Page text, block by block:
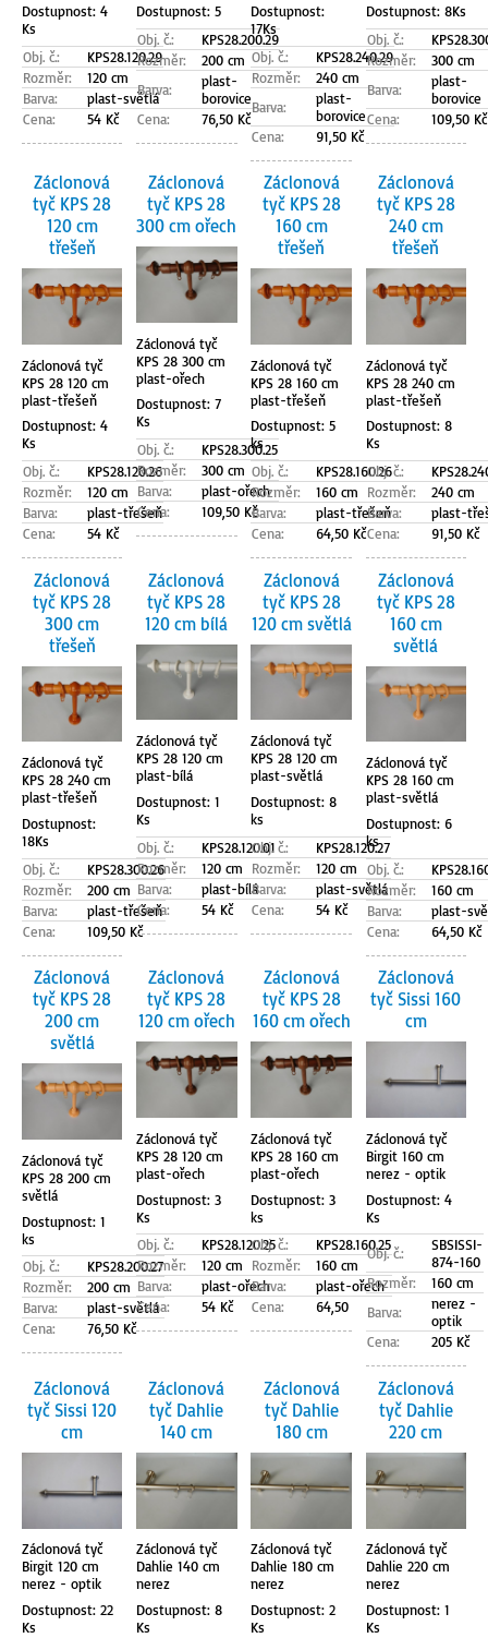
Dostupnost: 4
Ks
Obj. č.:
KPS28.120.29
Rozměr:
120 cm
Barva:
plast-světlá
Cena:
54 Kč
Dostupnost: 5
Obj. č.:
KPS28.200.29
Rozměr:
200 cm
Barva:
plast-
borovice
Cena:
76,50 Kč
Dostupnost:
17Ks
Obj. č.:
KPS28.240.29
Rozměr:
240 cm
Barva:
plast-
borovice
Cena:
91,50 Kč
Dostupnost: 8Ks
Obj. č.:
Rozměr:
300 cm
Barva:
plast-
borovice
Cena:
109,50 Kč
Záclonová
tyč KPS 28
120 cm
třešeň
Záclonová tyč
KPS 28 120 cm
plast-třešeň
Dostupnost: 4
Ks
Obj. č.:
KPS28.120.26
Rozměr:
120 cm
Barva:
plast-třešeň
Cena:
54 Kč
Záclonová
tyč KPS 28
300 cm ořech
Záclonová tyč
KPS 28 300 cm
plast-ořech
Dostupnost: 7
Ks
Obj. č.:
KPS28.300.25
Rozměr:
300 cm
Barva:
plast-ořech
Cena:
109,50 Kč
Záclonová
tyč KPS 28
160 cm
třešeň
Záclonová tyč
KPS 28 160 cm
plast-třešeň
Dostupnost: 5
ks
Obj. č.:
KPS28.160.26
Rozměr:
160 cm
Barva:
plast-třešeň
Cena:
64,50 Kč
Záclonová
tyč KPS 28
240 cm
třešeň
Záclonová tyč
KPS 28 240 cm
plast-třešeň
Dostupnost: 8
Ks
Obj. č.:
Rozměr:
240 cm
Barva:
plast-
Cena:
91,50 Kč
Záclonová
tyč KPS 28
300 cm
třešeň
Záclonová tyč
KPS 28 240 cm
plast-třešeň
Dostupnost:
18Ks
Obj. č.:
KPS28.300.26
Rozměr:
200 cm
Barva:
plast-třešeň
Cena:
109,50 Kč
Záclonová
tyč KPS 28
120 cm bílá
Záclonová tyč
KPS 28 120 cm
plast-bílá
Dostupnost: 1
Ks
Obj. č.:
KPS28.120.01
Rozměr:
120 cm
Barva:
plast-bílá
Cena:
54 Kč
Záclonová
tyč KPS 28
120 cm světlá
Záclonová tyč
KPS 28 120 cm
plast-světlá
Dostupnost: 8
ks
Obj. č.:
KPS28.120.27
Rozměr:
120 cm
Barva:
plast-světlá
Cena:
54 Kč
Záclonová
tyč KPS 28
160 cm
světlá
Záclonová tyč
KPS 28 160 cm
plast-světlá
Dostupnost: 6
ks
Obj. č.:
Rozměr:
160 cm
Barva:
plast-
Cena:
64,50 Kč
Záclonová
tyč KPS 28
200 cm
světlá
Záclonová tyč
KPS 28 200 cm
světlá
Dostupnost: 1
ks
Obj. č.:
KPS28.200.27
Rozměr:
200 cm
Barva:
plast-světlá
Cena:
76,50 Kč
Záclonová
tyč KPS 28
120 cm ořech
Záclonová tyč
KPS 28 120 cm
plast-ořech
Dostupnost: 3
Ks
Obj. č.:
KPS28.120.25
Rozměr:
120 cm
Barva:
plast-ořech
Cena:
54 Kč
Záclonová
tyč KPS 28
160 cm ořech
Záclonová tyč
KPS 28 160 cm
plast-ořech
Dostupnost: 3
ks
Obj. č.:
KPS28.160.25
Rozměr:
160 cm
Barva:
plast-ořech
Cena:
64,50
Záclonová
tyč Sissi 160
cm
Záclonová tyč
Birgit 160 cm
nerez - optik
Dostupnost: 4
Ks
Obj. č.:
SBSISSI-
874-160
Rozměr:
160 cm
Barva:
nerez -
optik
Cena:
205 Kč
Záclonová
tyč Sissi 120
cm
Záclonová tyč
Birgit 120 cm
nerez - optik
Dostupnost: 22
Ks
Záclonová
tyč Dahlie
140 cm
Záclonová tyč
Dahlie 140 cm
nerez
Dostupnost: 8
Ks
Záclonová
tyč Dahlie
180 cm
Záclonová tyč
Dahlie 180 cm
nerez
Dostupnost: 2
Ks
Záclonová
tyč Dahlie
220 cm
Záclonová tyč
Dahlie 220 cm
nerez
Dostupnost: 1
Ks